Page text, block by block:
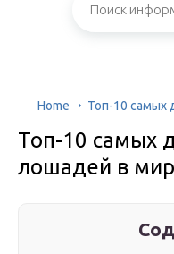
Home Топ-10 самых
Топ-10 самых
лошадей в